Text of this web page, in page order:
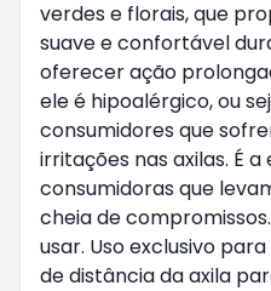
verdes e florais, que
suave e confortável
oferecer ação
ele é hipoalérgico, ou
consumidores que
irritações nas axilas. É
consumidoras que
cheia de
usar. Uso exclusivo
de distância da axila